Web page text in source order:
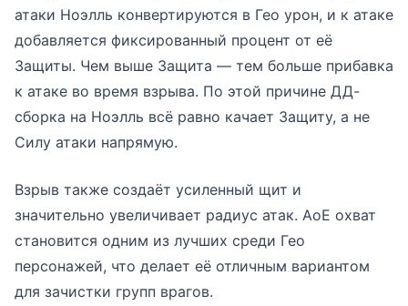
атаки Ноэлль конвертируются в Гео урон, и к атаке
добавляется фиксированный процент от её
Защиты. Чем выше Защита — тем больше прибавка
к атаке во время взрыва. По этой причине ДД-
сборка на Ноэлль всё равно качает Защиту, а не
Силу атаки напрямую.
Взрыв также создаёт усиленный щит и
значительно увеличивает радиус атак. АоЕ охват
становится одним из лучших среди Гео
персонажей, что делает её отличным вариантом
для зачистки групп врагов.